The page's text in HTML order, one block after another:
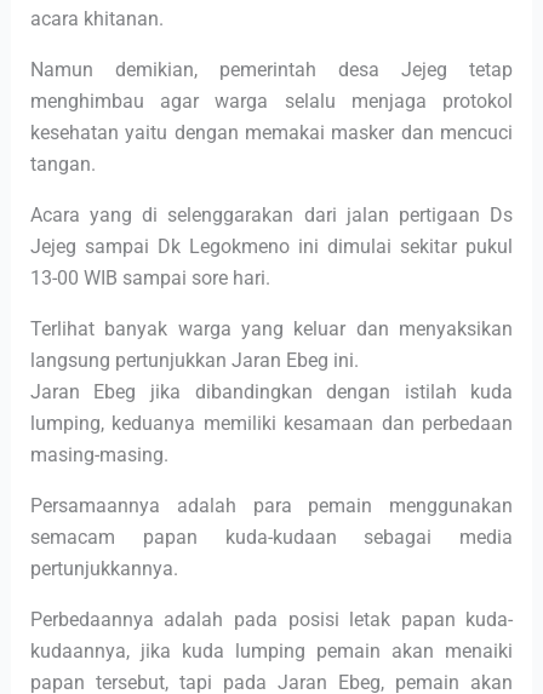
acara khitanan.
Namun demikian, pemerintah desa Jejeg tetap
menghimbau agar warga selalu menjaga protokol
kesehatan yaitu dengan memakai masker dan mencuci
tangan.
Acara yang di selenggarakan dari jalan pertigaan Ds
Jejeg sampai Dk Legokmeno ini dimulai sekitar pukul
13-00 WIB sampai sore hari.
Terlihat banyak warga yang keluar dan menyaksikan
langsung pertunjukkan Jaran Ebeg ini.
Jaran Ebeg jika dibandingkan dengan istilah kuda
lumping, keduanya memiliki kesamaan dan perbedaan
masing-masing.
Persamaannya adalah para pemain menggunakan
semacam papan kuda-kudaan sebagai media
pertunjukkannya.
Perbedaannya adalah pada posisi letak papan kuda-
kudaannya, jika kuda lumping pemain akan menaiki
papan tersebut, tapi pada Jaran Ebeg, pemain akan